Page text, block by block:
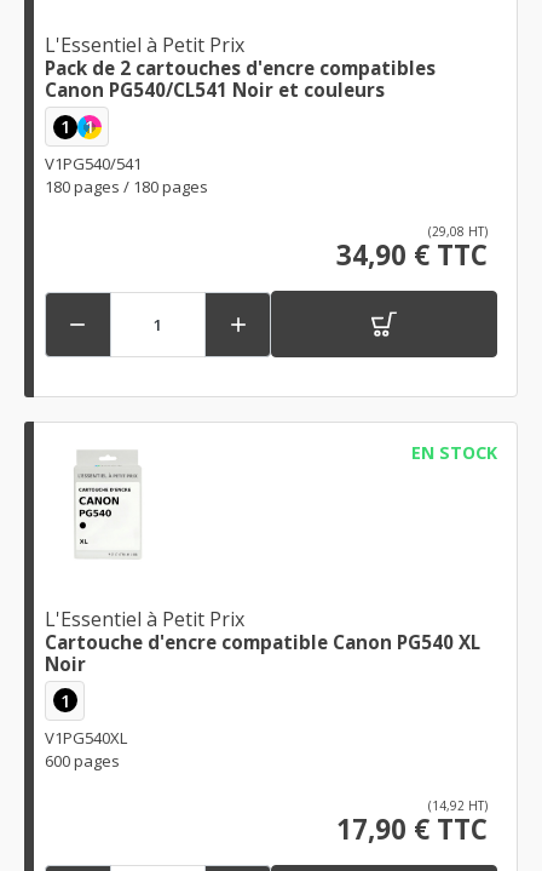
L'Essentiel à Petit Prix
Pack de 2 cartouches d'encre compatibles
Canon PG540/CL541 Noir et couleurs
1 1
V1PG540/541
180 pages / 180 pages
(29,08 HT)
34,90 € TTC
 
EN STOCK
L'Essentiel à Petit Prix
Cartouche d'encre compatible Canon PG540 XL
Noir
1
V1PG540XL
600 pages
(14,92 HT)
17,90 € TTC